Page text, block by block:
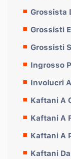
Grossista
Grossisti
Grossisti
Ingrosso
Involucri
Kaftani A
Kaftani A
Kaftani A
Kaftani